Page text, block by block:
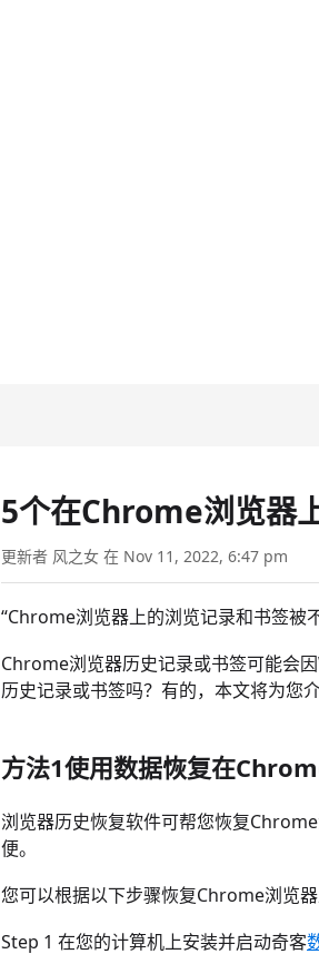
5个在Chrome浏览器
更新者 风之女 在 Nov 11, 2022, 6:47 pm
“Chrome浏览器上的浏览记录和书签被
Chrome浏览器历史记录或书签可能会
历史记录或书签吗？有的，本文将为您
方法1使用数据恢复在
浏览器历史恢复软件可帮您恢复
便。
您可以根据以下步骤恢复Chrome浏览器
Step 1 在您的计算机上安装并启动奇客